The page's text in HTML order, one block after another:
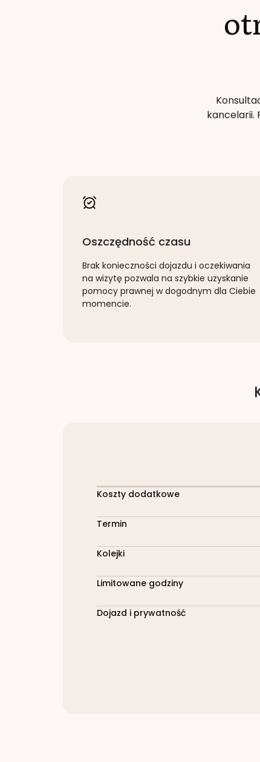
kancelarii.
Oszczędność czasu
Brak konieczności dojazdu i oczekiwania
na wizytę pozwala na szybkie uzyskanie
pomocy prawnej w dogodnym dla Ciebie
momencie.
Koszty dodatkowe
Termin
Kolejki
Limitowane godziny
Dojazd i prywatność